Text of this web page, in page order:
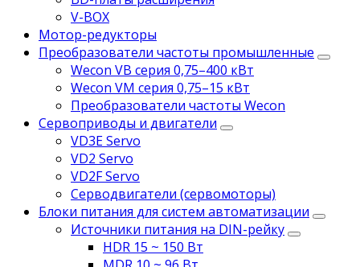
V-BOX
Мотор-редукторы
Преобразователи частоты промышленные
Wecon VB серия 0,75–400 кВт
Wecon VM серия 0,75–15 кВт
Преобразователи частоты Wecon
Сервоприводы и двигатели
VD3E Servo
VD2 Servo
VD2F Servo
Серводвигатели (сервомоторы)
Блоки питания для систем автоматизации
Источники питания на DIN-рейку
HDR 15 ~ 150 Вт